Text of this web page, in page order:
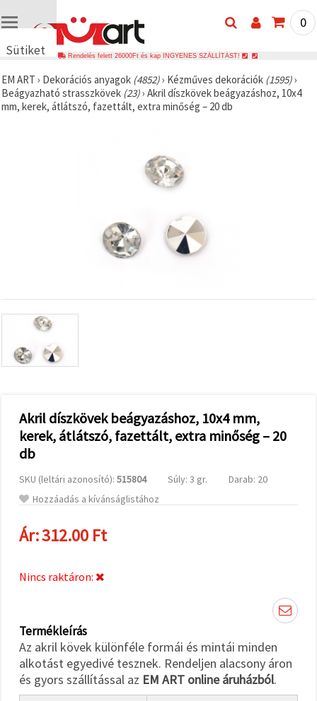
Sütiket
🍪 Cookie-
kat és
hasonló
a
valamint
relevánsabb
tartalmat
hirdetéseket
analitikai és
marketingpartnereink
segítségével
elfogadása"
gombra
kattintva
elfogadhatja
sütit, vagy
preferenciáit
"Mentés"
gombra
Fogadja
0
Rendelés felett 26000Ft és kap INGYENES SZÁLLÍTÁST!
EM ART › Dekorációs anyagok (4852)› Kézműves dekorációk (1595)›
Beágyazható strasszkövek (23)› Akril díszkövek beágyazáshoz, 10x4
mm, kerek, átlátszó, fazettált, extra minőség – 20 db
Akril díszkövek beágyazáshoz, 10x4 mm,
kerek, átlátszó, fazettált, extra minőség – 20
db
SKU (leltári azonosító): 515804 Súly: 3 gr.
Darab: 20
Hozzáadás a kívánságlistához
Ár:312.00 Ft
Nincs raktáron:
Termékleírás
Az akril kövek különféle formái és mintái minden
alkotást egyedivé tesznek. Rendeljen alacsony áron
és gyors szállítással az EM ART online áruházból.